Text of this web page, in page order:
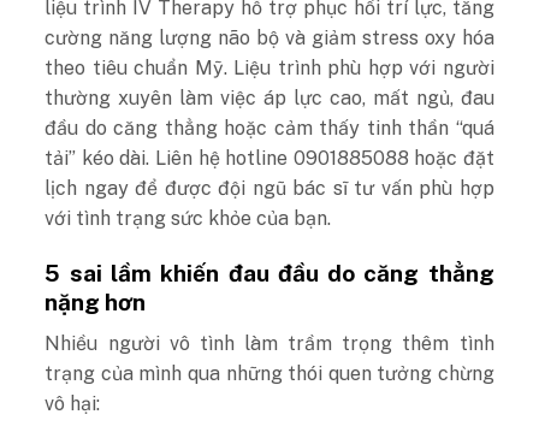
liệu trình IV Therapy hỗ trợ phục hồi trí lực, tăng
cường năng lượng não bộ và giảm stress oxy hóa
theo tiêu chuẩn Mỹ. Liệu trình phù hợp với người
thường xuyên làm việc áp lực cao, mất ngủ, đau
đầu do căng thẳng hoặc cảm thấy tinh thần “quá
tải” kéo dài. Liên hệ hotline 0901885088 hoặc đặt
lịch ngay để được đội ngũ bác sĩ tư vấn phù hợp
với tình trạng sức khỏe của bạn.
5 sai lầm khiến đau đầu do căng thẳng
nặng hơn
Nhiều người vô tình làm trầm trọng thêm tình
trạng của mình qua những thói quen tưởng chừng
vô hại: